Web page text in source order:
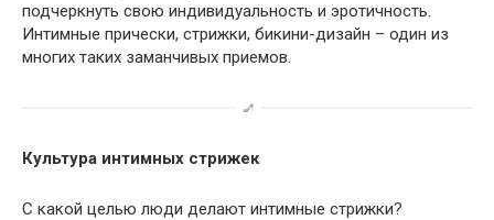
подчеркнуть свою индивидуальность и эротичность.
Интимные прически, стрижки, бикини-дизайн – один из
многих таких заманчивых приемов.
Культура интимных стрижек
С какой целью люди делают интимные стрижки?